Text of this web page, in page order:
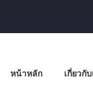
หน้าหลัก เกี่ยวกับ